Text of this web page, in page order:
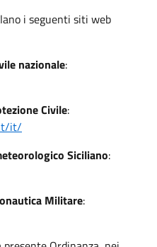
i seguenti siti web
nazionale:
Civile:
it/
Siciliano:
Militare: